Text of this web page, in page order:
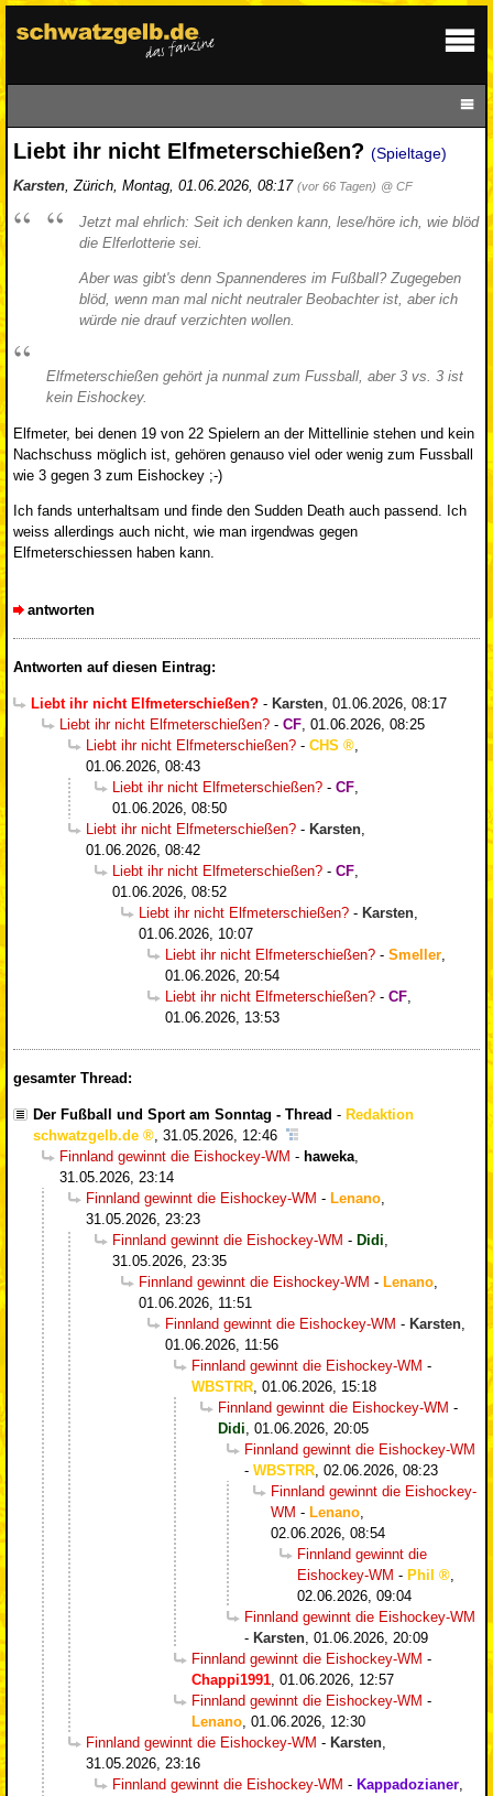
Liebt ihr nicht Elfmeterschießen? (Spieltage)
Karsten,Zürich, Montag, 01.06.2026, 08:17 (vor 66 Tagen) @ CF
Jetzt mal ehrlich: Seit ich denken kann, lese/höre ich, wie blöd
die Elferlotterie sei.
Aber was gibt's denn Spannenderes im Fußball? Zugegeben
blöd, wenn man mal nicht neutraler Beobachter ist, aber ich
würde nie drauf verzichten wollen.
Elfmeterschießen gehört ja nunmal zum Fussball, aber 3 vs. 3 ist
kein Eishockey.
Elfmeter, bei denen 19 von 22 Spielern an der Mittellinie stehen und kein
Nachschuss möglich ist, gehören genauso viel oder wenig zum Fussball
wie 3 gegen 3 zum Eishockey ;-)
Ich fands unterhaltsam und finde den Sudden Death auch passend. Ich
weiss allerdings auch nicht, wie man irgendwas gegen
Elfmeterschiessen haben kann.
antworten
Antworten auf diesen Eintrag:
Liebt ihr nicht Elfmeterschießen? - Karsten 01.06.2026, 08:17
Liebt ihr nicht Elfmeterschießen? - CF 01.06.2026, 08:25
Liebt ihr nicht Elfmeterschießen? - CHS
01.06.2026, 08:43
Liebt ihr nicht Elfmeterschießen? - CF
01.06.2026, 08:50
Liebt ihr nicht Elfmeterschießen? - Karsten
01.06.2026, 08:42
Liebt ihr nicht Elfmeterschießen? - CF
01.06.2026, 08:52
Liebt ihr nicht Elfmeterschießen? - Karsten
01.06.2026, 10:07
Liebt ihr nicht Elfmeterschießen? - Smeller
01.06.2026, 20:54
Liebt ihr nicht Elfmeterschießen? - CF
01.06.2026, 13:53
gesamter Thread:
Der Fußball und Sport am Sonntag - Thread - Redaktion
schwatzgelb.de
, 31.05.2026, 12:46
Finnland gewinnt die Eishockey-WM - haweka,
31.05.2026, 23:14
Finnland gewinnt die Eishockey-WM - Lenano,
31.05.2026, 23:23
Finnland gewinnt die Eishockey-WM - Didi,
31.05.2026, 23:35
Finnland gewinnt die Eishockey-WM - Lenano,
01.06.2026, 11:51
Finnland gewinnt die Eishockey-WM - Karsten,
01.06.2026, 11:56
Finnland gewinnt die Eishockey-WM -
WBSTRR, 01.06.2026, 15:18
Finnland gewinnt die Eishockey-WM -
Didi, 01.06.2026, 20:05
Finnland gewinnt die Eishockey-WM
- WBSTRR, 02.06.2026, 08:23
Finnland gewinnt die Eishockey-
WM - Lenano,
02.06.2026, 08:54
Finnland gewinnt die
Eishockey-WM - Phil
,
02.06.2026, 09:04
Finnland gewinnt die Eishockey-WM
- Karsten, 01.06.2026, 20:09
Finnland gewinnt die Eishockey-WM -
Chappi1991, 01.06.2026, 12:57
Finnland gewinnt die Eishockey-WM -
Lenano, 01.06.2026, 12:30
Finnland gewinnt die Eishockey-WM - Karsten,
31.05.2026, 23:16
Finnland gewinnt die Eishockey-WM - Kappadozianer,